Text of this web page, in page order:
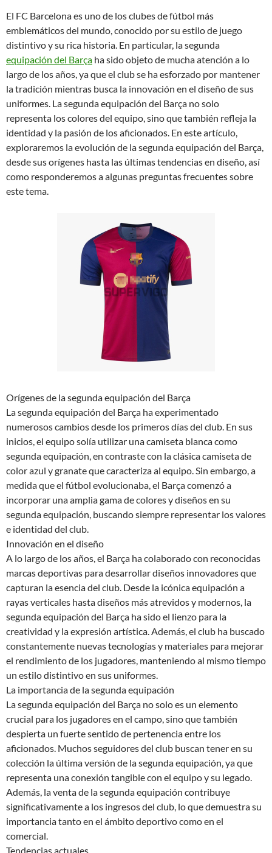
El FC Barcelona es uno de los clubes de fútbol más
emblemáticos del mundo, conocido por su estilo de juego
distintivo y su rica historia. En particular, la segunda
equipación del Barça ha sido objeto de mucha atención a lo
largo de los años, ya que el club se ha esforzado por mantener
la tradición mientras busca la innovación en el diseño de sus
uniformes. La segunda equipación del Barça no solo
representa los colores del equipo, sino que también refleja la
identidad y la pasión de los aficionados. En este artículo,
exploraremos la evolución de la segunda equipación del Barça,
desde sus orígenes hasta las últimas tendencias en diseño, así
como responderemos a algunas preguntas frecuentes sobre
este tema.
Orígenes de la segunda equipación del Barça
La segunda equipación del Barça ha experimentado
numerosos cambios desde los primeros días del club. En sus
inicios, el equipo solía utilizar una camiseta blanca como
segunda equipación, en contraste con la clásica camiseta de
color azul y granate que caracteriza al equipo. Sin embargo, a
medida que el fútbol evolucionaba, el Barça comenzó a
incorporar una amplia gama de colores y diseños en su
segunda equipación, buscando siempre representar los valores
e identidad del club.
Innovación en el diseño
A lo largo de los años, el Barça ha colaborado con reconocidas
marcas deportivas para desarrollar diseños innovadores que
capturan la esencia del club. Desde la icónica equipación a
rayas verticales hasta diseños más atrevidos y modernos, la
segunda equipación del Barça ha sido el lienzo para la
creatividad y la expresión artística. Además, el club ha buscado
constantemente nuevas tecnologías y materiales para mejorar
el rendimiento de los jugadores, manteniendo al mismo tiempo
un estilo distintivo en sus uniformes.
La importancia de la segunda equipación
La segunda equipación del Barça no solo es un elemento
crucial para los jugadores en el campo, sino que también
despierta un fuerte sentido de pertenencia entre los
aficionados. Muchos seguidores del club buscan tener en su
colección la última versión de la segunda equipación, ya que
representa una conexión tangible con el equipo y su legado.
Además, la venta de la segunda equipación contribuye
significativamente a los ingresos del club, lo que demuestra su
importancia tanto en el ámbito deportivo como en el
comercial.
Tendencias actuales